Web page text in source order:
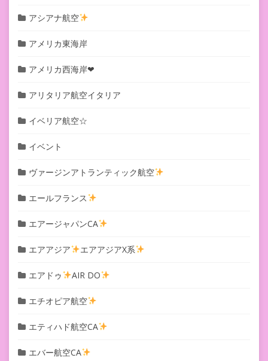
アシアナ航空
アメリカ東海岸
アメリカ西海岸❤︎
アリタリア航空イタリア
イベリア航空☆
イベント
ヴァージンアトランティック航空
エールフランス
エアージャパンCA
エアアジア エアアジアX系
エアドゥ AIR DO
エチオピア航空
エティハド航空CA
エバー航空CA